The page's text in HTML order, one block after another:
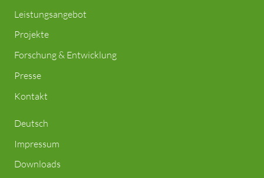
Leistungsangebot
Projekte
Forschung & Entwicklung
Presse
Kontakt
Deutsch
Impressum
Downloads